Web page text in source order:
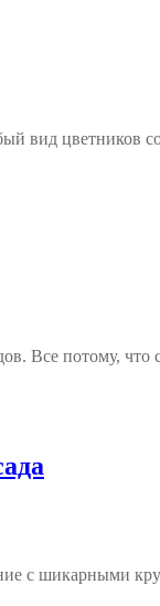
вид цветников
Все потому,
с шикарными